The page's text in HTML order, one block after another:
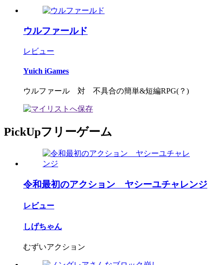
ウルファールド
レビュー
Yuich iGames
ウルファール 対 不具合の簡単&短編RPG(？)
PickUpフリーゲーム
令和最初のアクション ヤシーユチャレンジ
レビュー
しげちゃん
むずいアクション